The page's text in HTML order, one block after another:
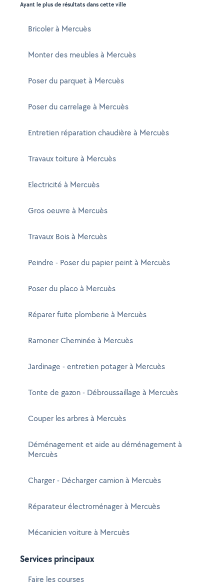
Ayant le plus de résultats dans cette ville
Bricoler à Mercuès
Monter des meubles à Mercuès
Poser du parquet à Mercuès
Poser du carrelage à Mercuès
Entretien réparation chaudière à Mercuès
Travaux toiture à Mercuès
Electricité à Mercuès
Gros oeuvre à Mercuès
Travaux Bois à Mercuès
Peindre - Poser du papier peint à Mercuès
Poser du placo à Mercuès
Réparer fuite plomberie à Mercuès
Ramoner Cheminée à Mercuès
Jardinage - entretien potager à Mercuès
Tonte de gazon - Débroussaillage à Mercuès
Couper les arbres à Mercuès
Déménagement et aide au déménagement à
Mercuès
Charger - Décharger camion à Mercuès
Réparateur électroménager à Mercuès
Mécanicien voiture à Mercuès
Services principaux
Faire les courses